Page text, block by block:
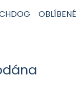
OBLÍBENÉ